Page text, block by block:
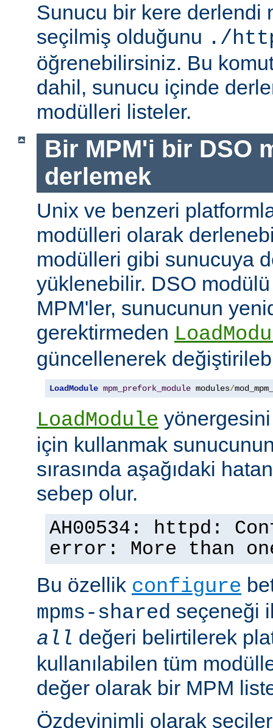
Sunucu bir kere derlendi
seçilmiş olduğunu ./
öğrenebilirsiniz. Bu
dahil, sunucu içinde
modülleri listeler.
Bir MPM'i bir DSO
derlemek
Unix ve benzeri
modülleri olarak
modülleri gibi sunucuya
yüklenebilir. DSO
MPM'ler, sunucunun
gerektirmeden
güncellenerek
LoadModule mpm_prefork_module modules/
LoadModule
için kullanmak
sırasında aşağıdaki
sebep olur.
AH00534: httpd:
error: More than
Bu özellik configure
mpms-shared seçeneği
all değeri belirtilerek
kullanılabilen tüm
değer olarak bir MPM
Özdevinimli olarak